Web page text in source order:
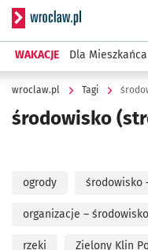
Serwis
WAKACJE Dla Mieszkańca
wroclaw.pl Tagi
środowisko
ogrody środowisko
organizacje – środowisko
rzeki Zielony Klin